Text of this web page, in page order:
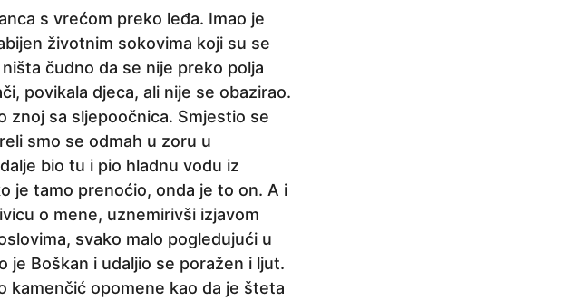
s vrećom preko leđa. Imao je
životnim sokovima koji su se
čudno da se nije preko polja
povikala djeca, ali nije se obazirao.
znoj sa sljepoočnica. Smjestio se
smo se odmah u zoru u
bio tu i pio hladnu vodu iz
je tamo prenoćio, onda je to on. A i
o mene, uznemirivši izjavom
svako malo pogledujući u
je Boškan i udaljio se poražen i ljut.
kamenčić opomene kao da je šteta